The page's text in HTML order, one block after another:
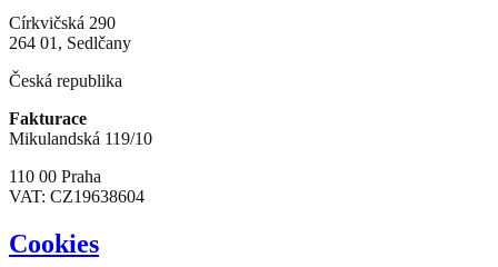
Církvičská 290
264 01, Sedlčany
Česká republika
Fakturace
Mikulandská 119/10
110 00 Praha
VAT: CZ19638604
Cookies